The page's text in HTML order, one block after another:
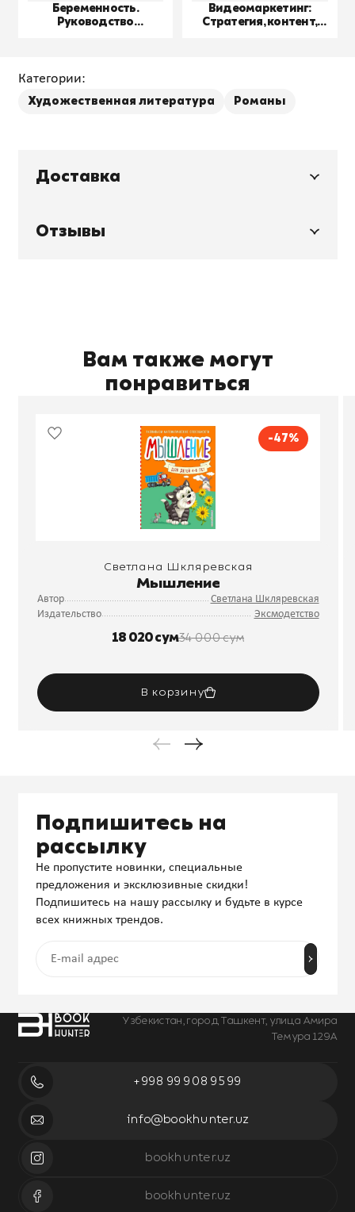
Беременность.
Руководство
Видеомаркетинг:
Стратегия, контент,
Категории:
Художественная литература Романы
Доставка
Отзывы
Вам также могут
понравиться
-47%
Светлана Шкляревская
Мышление
Автор
Светлана Шкляревская
Издательство
Эксмодетство
18 020 сум34 000 сум
В корзину
Узбекистан, город Ташкент, улица Амира
Темура 129А
+998 99 908 95 99
info@bookhunter.uz
bookhunter.uz
bookhunter.uz
Подпишитесь на
рассылку
Не пропустите новинки, специальные
предложения и эксклюзивные скидки!
Подпишитесь на нашу рассылку и будьте в курсе
всех книжных трендов.